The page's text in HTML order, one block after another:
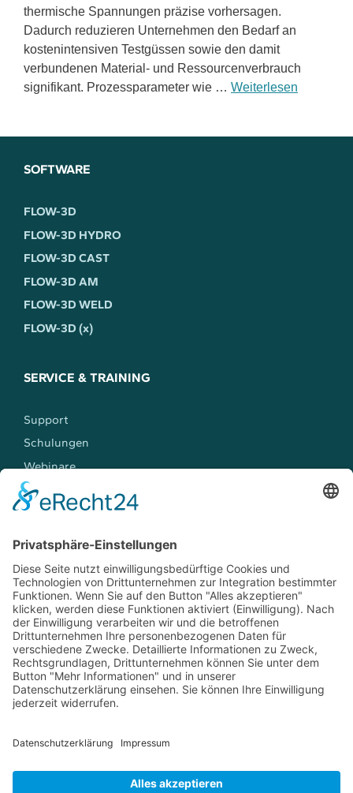
thermische Spannungen präzise vorhersagen.
Dadurch reduzieren Unternehmen den Bedarf an
kostenintensiven Testgüssen sowie den damit
verbundenen Material- und Ressourcenverbrauch
signifikant. Prozessparameter wie … Weiterlesen
SOFTWARE
FLOW-3D
FLOW-3D HYDRO
FLOW-3D CAST
FLOW-3D AM
FLOW-3D WELD
FLOW-3D (x)
SERVICE & TRAINING
Support
Schulungen
Webinare
Workshops
TREFFEN SIE UNS
Events
Jobs
Kontakt
Telefon: +49 241 6084350
E-Mail:flow3d@flow3d.de